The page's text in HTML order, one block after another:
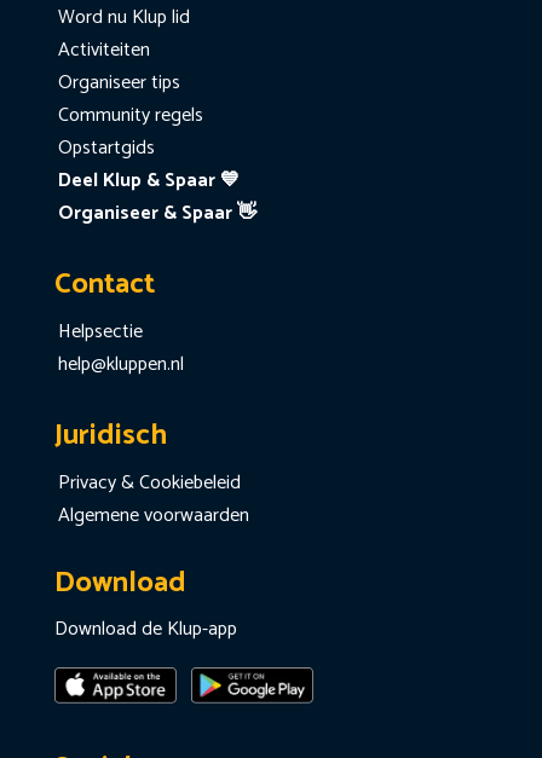
Word nu Klup lid
Activiteiten
Organiseer tips
Community regels
Opstartgids
Deel Klup & Spaar 💙
Organiseer & Spaar 👋
Contact
Helpsectie
help@kluppen.nl
Juridisch
Privacy & Cookiebeleid
Algemene voorwaarden
Download
Download de Klup-app